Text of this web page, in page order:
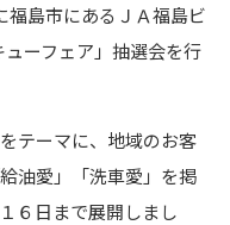
福島市にあるＪＡ福島ビ
ーフェア」抽選会を行
テーマに、地域のお客
油愛」「洗車愛」を掲
６日まで展開しまし